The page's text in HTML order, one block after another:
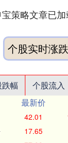
宝策略文章已
个股实时涨
幅 个股流入
最新价
42.01
17.65